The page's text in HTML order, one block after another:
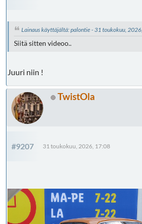
Lainaus käyttäjältä: palontie - 31 toukokuu,
Siitä sitten videoo..
Juuri niin !
TwistOla
#9207 31 toukokuu, 2026, 17:08